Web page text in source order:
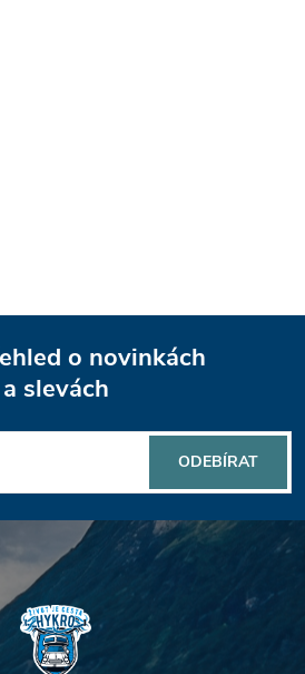
o novinkách
a slevách
ODEBÍRAT